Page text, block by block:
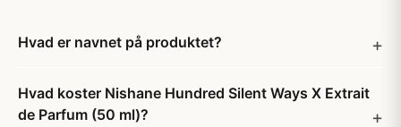
Hvad er navnet på produktet?
Hvad koster Nishane Hundred Silent Ways X Extrait
de Parfum (50 ml)?